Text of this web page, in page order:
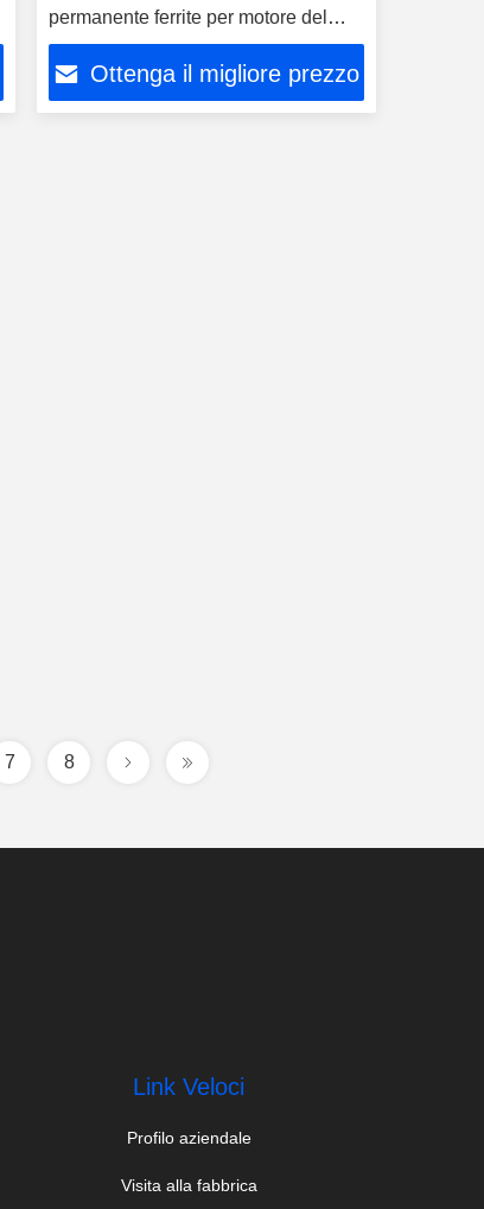
permanente ferrite per motore del
ventilatore W1026A
Ottenga il migliore prezzo
7 8
Link Veloci
Profilo aziendale
Visita alla fabbrica